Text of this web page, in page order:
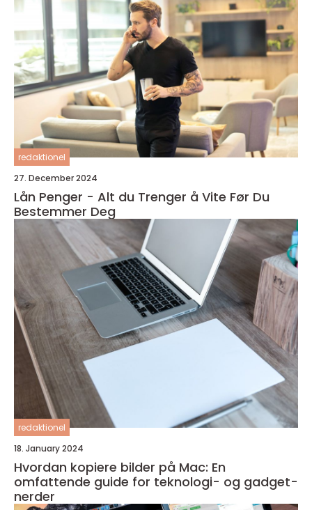
redaktionel
27. December 2024
Lån Penger - Alt du Trenger å Vite Før Du
Bestemmer Deg
redaktionel
18. January 2024
Hvordan kopiere bilder på Mac: En
omfattende guide for teknologi- og gadget-
nerder